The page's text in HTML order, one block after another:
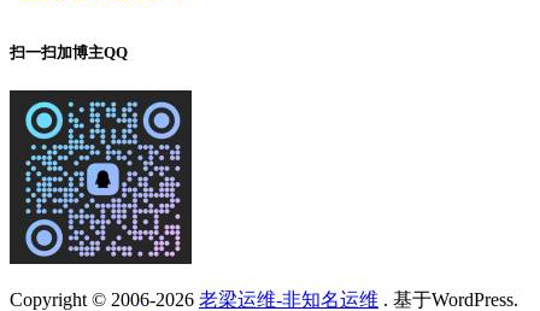
扫一扫加博主QQ
Copyright © 2006-2026 老梁运维-非知名运维 . 基于WordPress.